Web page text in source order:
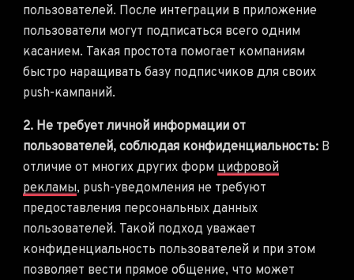
пользователей. После интеграции в приложение
пользователи могут подписаться всего одним
касанием. Такая простота помогает компаниям
быстро наращивать базу подписчиков для своих
push-кампаний.
2. Не требует личной информации от
пользователей, соблюдая конфиденциальность: В
отличие от многих других форм цифровой
рекламы, push-уведомления не требуют
предоставления персональных данных
пользователей. Такой подход уважает
конфиденциальность пользователей и при этом
позволяет вести прямое общение, что может